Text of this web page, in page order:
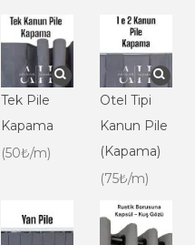
Tek Pile
Kapama
(50₺/m)
Otel Tipi
Kanun Pile
(Kapama)
(75₺/m)